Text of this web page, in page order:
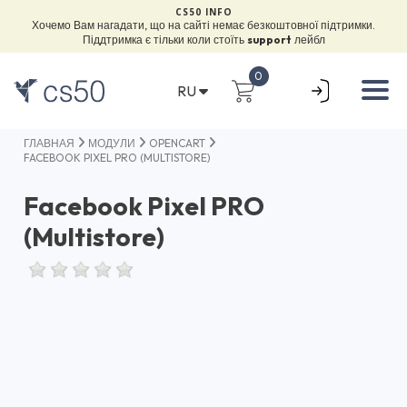
CS50 INFO
Хочемо Вам нагадати, що на сайті немає безкоштовної підтримки.
Піддтримка є тільки коли стоїть support лейбл
RU
0
ГЛАВНАЯ МОДУЛИ
OPENCART
FACEBOOK PIXEL PRO (MULTISTORE)
Facebook Pixel PRO
(Multistore)